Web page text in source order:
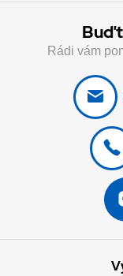
Rádi vám